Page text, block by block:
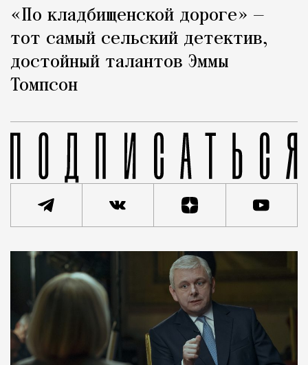
«По кладбищенской дороге» —
тот самый сельский детектив,
достойный талантов Эммы
Томпсон